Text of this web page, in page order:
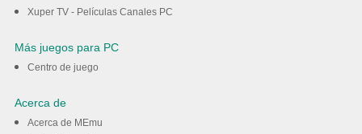
Xuper TV - Películas Canales PC
Más juegos para PC
Centro de juego
Acerca de
Acerca de MEmu